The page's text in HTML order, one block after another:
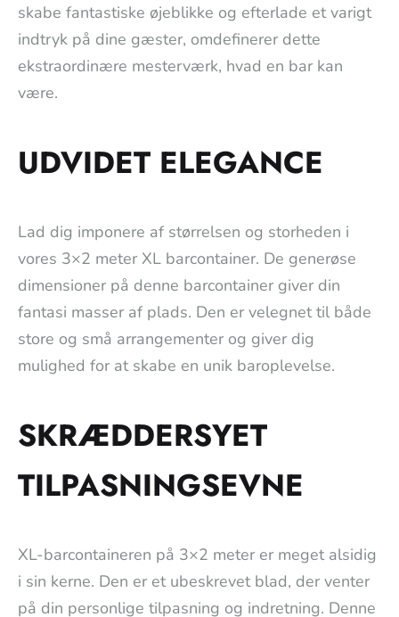
skabe fantastiske øjeblikke og efterlade et varigt
indtryk på dine gæster, omdefinerer dette
ekstraordinære mesterværk, hvad en bar kan
være.
UDVIDET ELEGANCE
Lad dig imponere af størrelsen og storheden i
vores 3×2 meter XL barcontainer. De generøse
dimensioner på denne barcontainer giver din
fantasi masser af plads. Den er velegnet til både
store og små arrangementer og giver dig
mulighed for at skabe en unik baroplevelse.
SKRÆDDERSYET
TILPASNINGSEVNE
XL-barcontaineren på 3×2 meter er meget alsidig
i sin kerne. Den er et ubeskrevet blad, der venter
på din personlige tilpasning og indretning. Denne